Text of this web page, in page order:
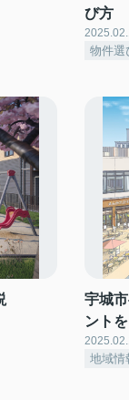
び方
物件選
宇城
ント
地域情